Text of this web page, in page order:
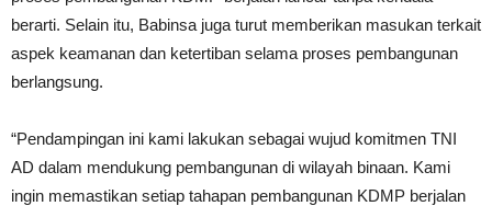
berarti. Selain itu, Babinsa juga turut memberikan masukan terkait
aspek keamanan dan ketertiban selama proses pembangunan
berlangsung.
“Pendampingan ini kami lakukan sebagai wujud komitmen TNI
AD dalam mendukung pembangunan di wilayah binaan. Kami
ingin memastikan setiap tahapan pembangunan KDMP berjalan